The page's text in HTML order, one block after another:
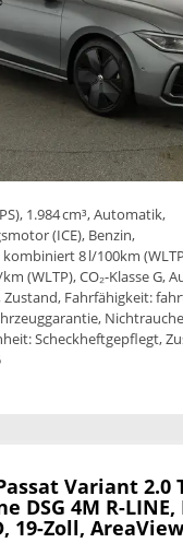
1.984 cm³, Automatik,
(ICE), Benzin,
8 l/100km
(WLTP), CO₂-Klasse G,
Zustand, Fahrfähigkeit:
Scheckheftgepflegt,
Fahrzeugexposé drucken
Variant 2.0
DSG 4M R-LINE,
19-Zoll,